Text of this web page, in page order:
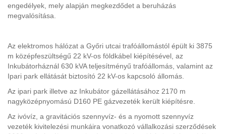
engedélyek, mely alapján megkezdődet a beruházás
megvalósítása.
Az elektromos hálózat a Győri utcai trafóállomástól épült ki 3875
m középfeszültségű 22 kV-os földkábel kiépítésével, az
Inkubátorháznál 630 kVA teljesítményű trafóállomás, valamint az
Ipari park ellátását biztosító 22 kV-os kapcsoló állomás.
Az ipari park illetve az Inkubátor gázellátásához 2170 m
nagyközépnyomású D160 PE gázvezeték került kiépítésre.
Az ivóvíz, a gravitációs szennyvíz- és a nyomott szennyvíz
vezeték kivitelezési munkáira vonatkozó vállalkozási szerződések